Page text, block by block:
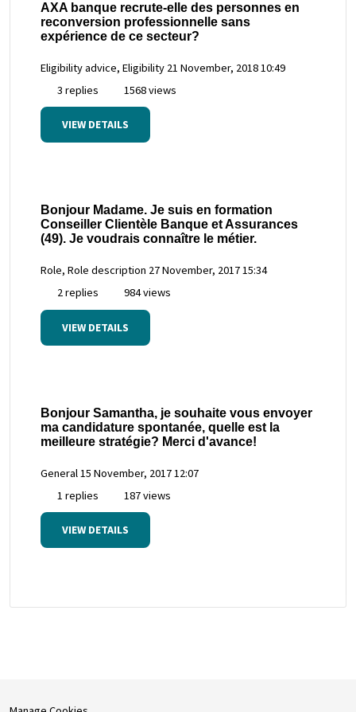
AXA banque recrute-elle des personnes en
reconversion professionnelle sans
expérience de ce secteur?
Eligibility advice, Eligibility 21 November, 2018 10:49
3 replies
1568 views
VIEW DETAILS
Bonjour Madame. Je suis en formation
Conseiller Clientèle Banque et Assurances
(49). Je voudrais connaître le métier.
Role, Role description 27 November, 2017 15:34
2 replies
984 views
VIEW DETAILS
Bonjour Samantha, je souhaite vous envoyer
ma candidature spontanée, quelle est la
meilleure stratégie? Merci d'avance!
General 15 November, 2017 12:07
1 replies
187 views
VIEW DETAILS